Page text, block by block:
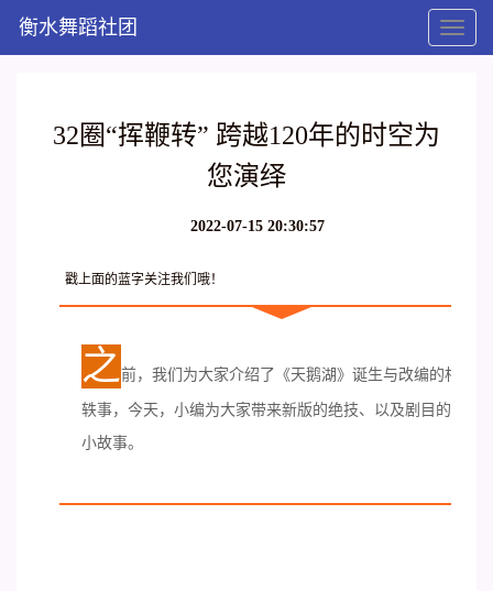
Toggle
衡水舞蹈社团
32圈“挥鞭转” 跨越120年的时空为
您演绎
2022-07-15 20:30:57
戳上面的蓝字关注我们哦！
之前，我们为大家介绍了《天鹅湖》 诞生与改编的相关
轶事，今天， 小编为大家带来新版的绝技、以及剧目的发展
小故事。